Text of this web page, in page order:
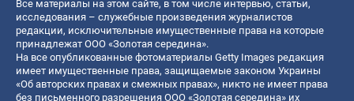
Все материалы на этом сайте, в том числе интервью, статьи,
исследования – служебные произведения журналистов
редакции, исключительные имущественные права на которые
принадлежат ООО «Золотая середина».
На все опубликованные фотоматериалы Getty Images редакция
имеет имущественные права, защищаемые законом Украины
«Об авторских правах и смежных правах», никто не имеет права
без письменного разрешения ООО «Золотая середина» их